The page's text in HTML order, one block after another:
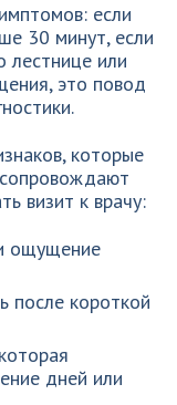
если
30 минут, если
лестнице или
это повод
которые
визит к врачу:
ощущение
после короткой
дней или